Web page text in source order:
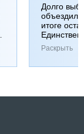
Долго
итоге
Раскрыть